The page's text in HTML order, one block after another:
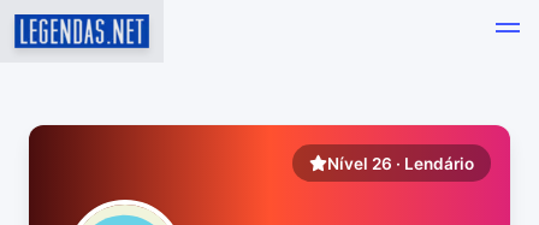
Nível 26 · Lendário